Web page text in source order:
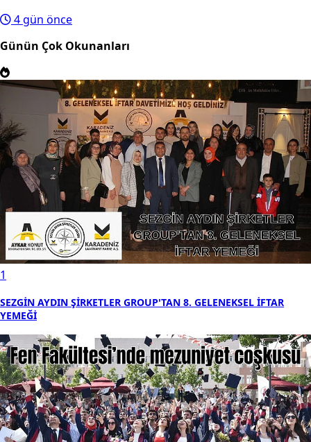
4 gün önce
Günün Çok Okunanları
1
SEZGİN AYDIN ŞİRKETLER GROUP'TAN 8. GELENEKSEL İFTAR
YEMEĞİ